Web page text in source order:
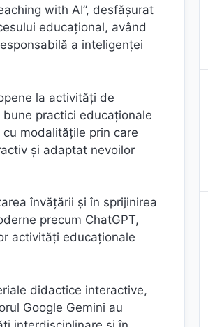
with AI”, desfășurat
educațional, având
a inteligenței
la activități de
practici educaționale
modalitățile prin care
și adaptat nevoilor
învățării și în sprijinirea
precum ChatGPT,
activități educaționale
didactice interactive,
Google Gemini au